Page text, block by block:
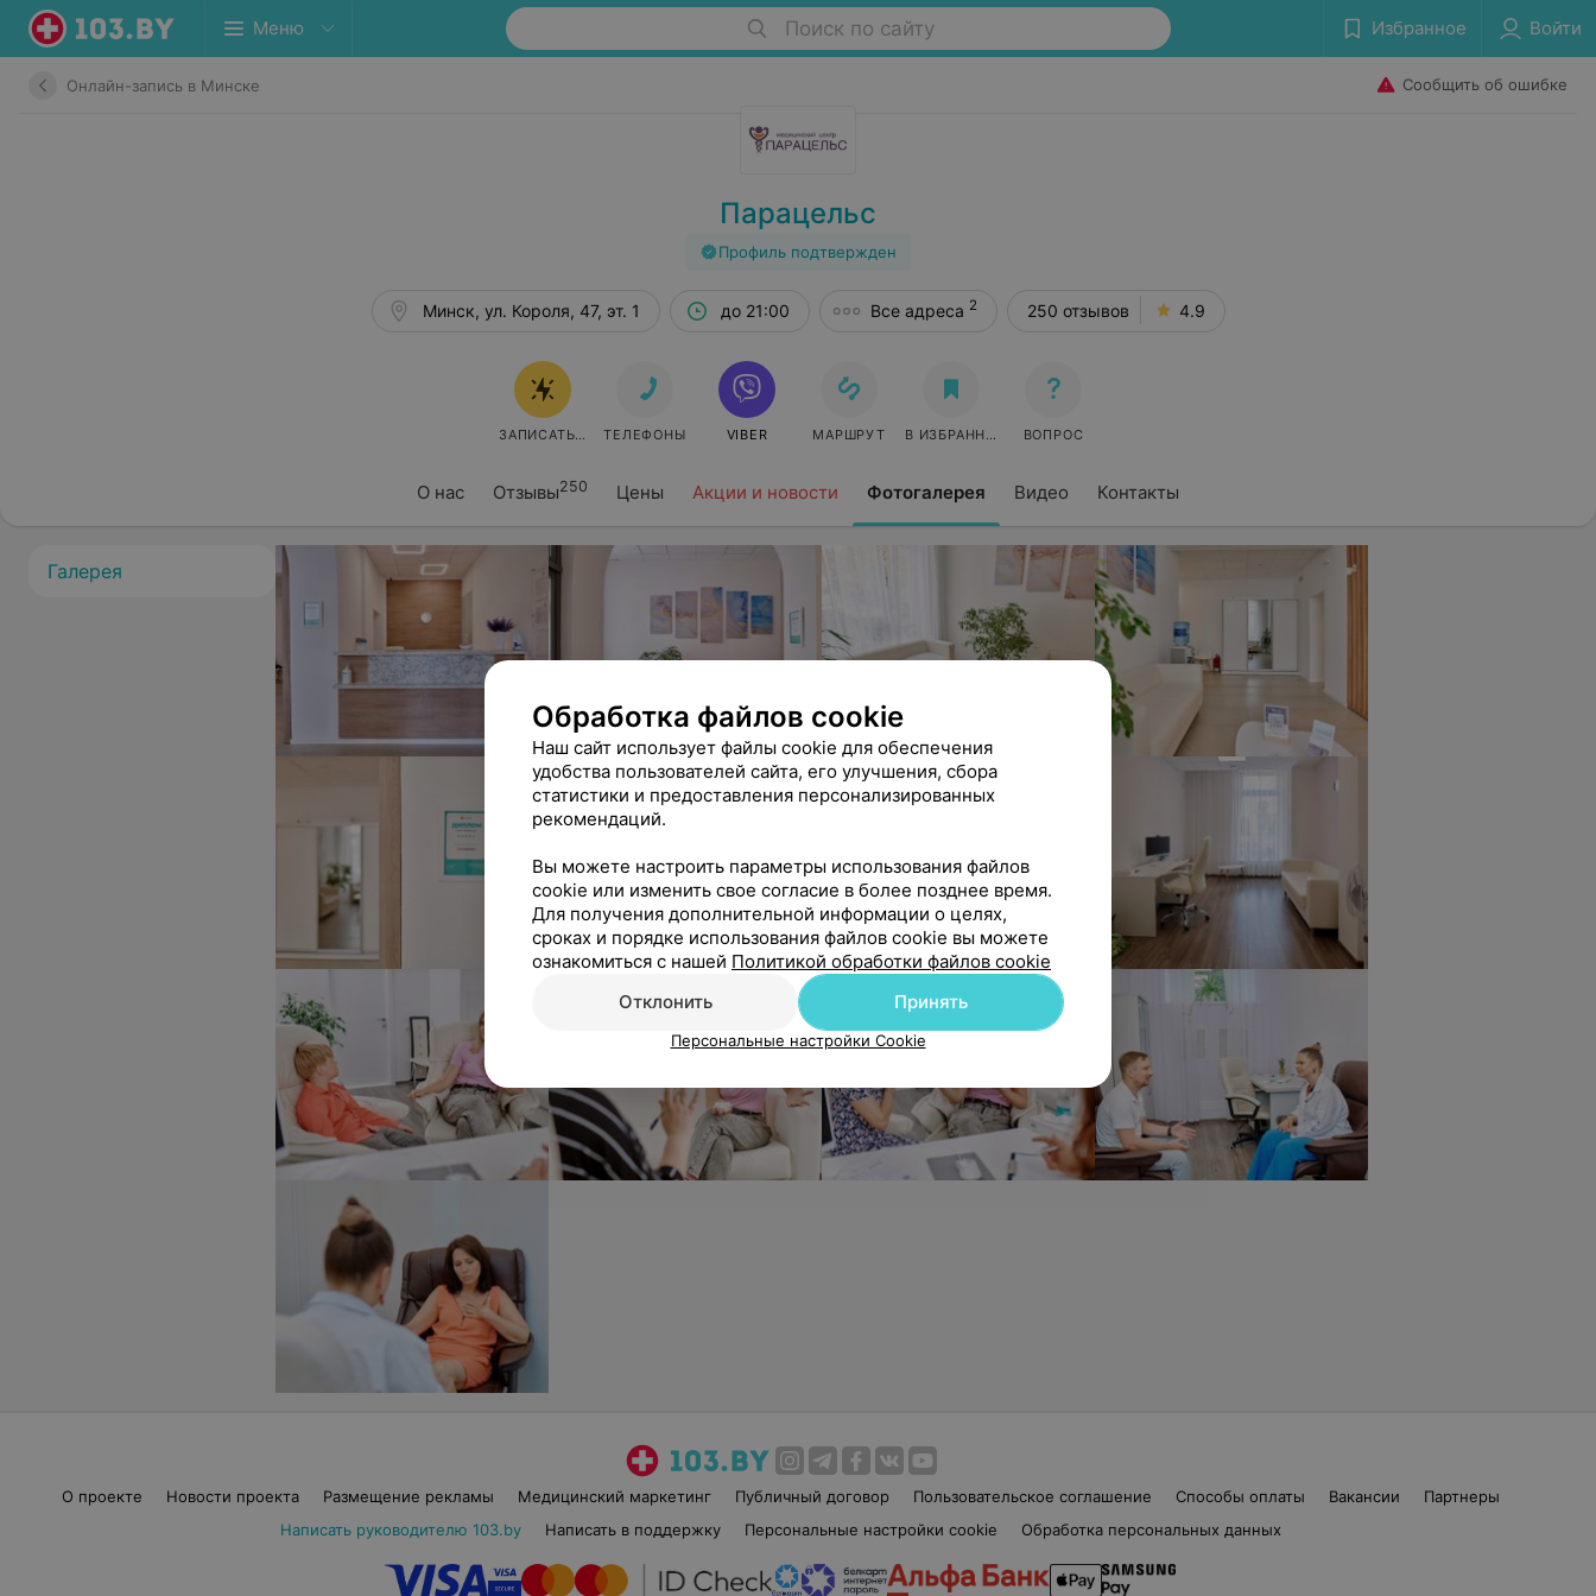
Меню Поиск по сайту Избранное Войти
Онлайн-запись в Минске Сообщить об ошибке
Парацельс
Профиль подтвержден
О нас Отзывы250 Цены Акции и новости Фотогалерея Видео Контакты
Минск, ул. Короля, 47, эт. 1 до 21:00 Все адреса 2 250 отзывов 4.9
ЗАПИСАТЬСЯ ОНЛАЙН
ТЕЛЕФОНЫ VIBER МАРШРУТ В ИЗБРАННОЕ ВОПРОС
Галерея
О проекте Новости проекта Размещение рекламы Медицинский маркетинг Публичный договор Пользовательское соглашение Способы оплаты Вакансии
Партнеры
Написать руководителю 103.by
Написать в поддержку Персональные настройки cookie Обработка персональных данных
Обработка файлов cookie
Наш сайт использует файлы cookie для обеспечения
удобства пользователей сайта, его улучшения, сбора
статистики и предоставления персонализированных
рекомендаций.
Вы можете настроить параметры использования файлов
cookie или изменить свое согласие в более позднее время.
Для получения дополнительной информации о целях,
сроках и порядке использования файлов cookie вы можете
ознакомиться с нашей Политикой обработки файлов cookie
Отклонить
Принять
Персональные настройки Cookie